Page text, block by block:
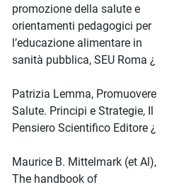
promozione della salute e
orientamenti pedagogici per
l’educazione alimentare in
sanità pubblica, SEU Roma ¿
Patrizia Lemma, Promuovere
Salute. Principi e Strategie, Il
Pensiero Scientifico Editore ¿
Maurice B. Mittelmark (et Al),
The handbook of